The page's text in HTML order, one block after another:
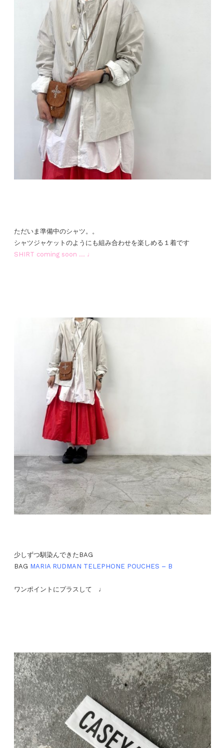
ただいま準備中のシャツ。。
シャツジャケットのようにも組み合わせを楽しめる１着です
SHIRT coming soon … ♩
少しずつ馴染んできたBAG
BAG MARIA RUDMAN TELEPHONE POUCHES – B
ワンポイントにプラスして ♩